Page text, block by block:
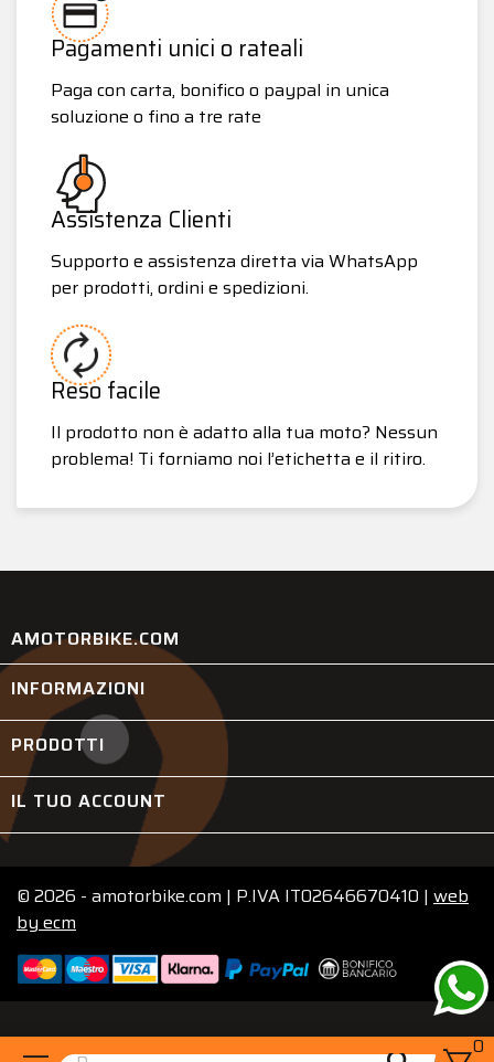
0
Pagamenti unici o rateali
Paga con carta, bonifico o paypal in unica
soluzione o fino a tre rate
Assistenza Clienti
Supporto e assistenza diretta via WhatsApp
per prodotti, ordini e spedizioni.
Reso facile
Il prodotto non è adatto alla tua moto? Nessun
problema! Ti forniamo noi l’etichetta e il ritiro.
AMOTORBIKE.COM
INFORMAZIONI
PRODOTTI
IL TUO ACCOUNT
© 2026 - amotorbike.com | P.IVA IT02646670410 | web
byecm